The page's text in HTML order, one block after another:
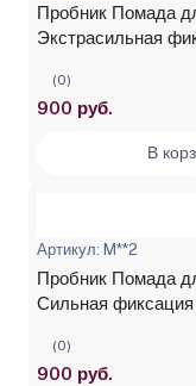
Пробник Помада
Экстрасильная
(0)
900 руб.
В
Артикул: M**2
Пробник Помада
Сильная
(0)
900 руб.